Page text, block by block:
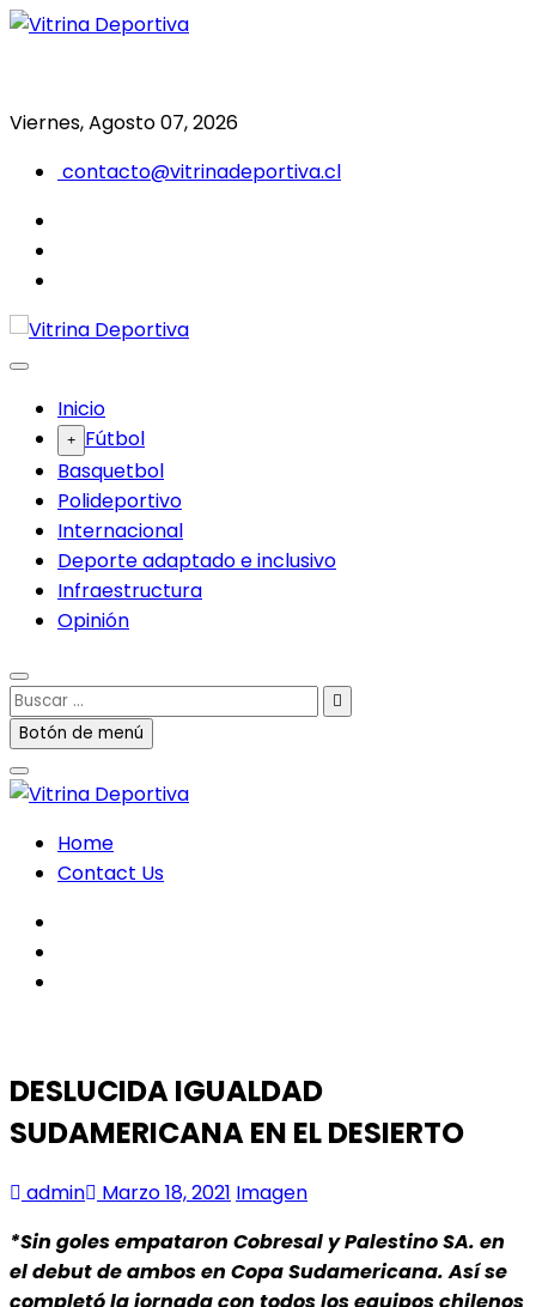
Saltar
Viernes, Agosto 07, 2026
contacto@vitrinadeportiva.cl
Inicio
Fútbol
Basquetbol
Polideportivo
Internacional
Deporte adaptado e inclusivo
Infraestructura
Opinión
Buscar
…Botón de menú
Home
Contact Us
DESLUCIDA IGUALDAD
SUDAMERICANA EN EL DESIERTO
admin Marzo 18, 2021 Imagen
*Sin goles empataron Cobresal y Palestino SA. en
el debut de ambos en Copa Sudamericana. Así se
completó la jornada con todos los equipos chilenos